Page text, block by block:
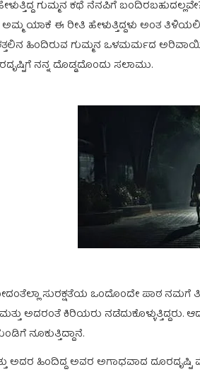
ಗುಮ್ಮನ ಕಥೆ ನೆನಪಿಗೆ
ಯಾಕೆ ಈ ರೀತಿ ಹೇಳುತ್ತಿದ್ದಳು ಅಂತ
ಹಿಂದಿರುವ ಗುಮ್ಮನ ಒಳಮರ್ಮದ
ನನ್ನ ದೊಡ್ಡದೊಂದು ಸಲಾಮು.
ಸುರಕ್ಷತೆಯ ಒಂದೊಂದೇ ಪಾಠ ನಮಗೆ
ಅದರಂತೆ ಕಿರಿಯರು
ನೂಕುತ್ತಿದ್ದಾನೆ.
ಅದರ ಹಿಂದಿದ್ದ ಅವರ ಅಗಾಧವಾದ ದೂರದೃಷ್ಟಿ